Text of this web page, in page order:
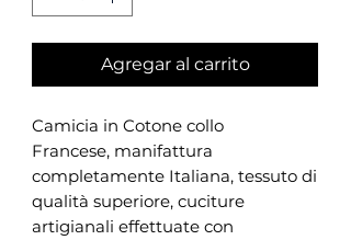
Agregar al carrito
Camicia in Cotone collo
Francese, manifattura
completamente Italiana, tessuto di
qualità superiore, cuciture
artigianali effettuate con